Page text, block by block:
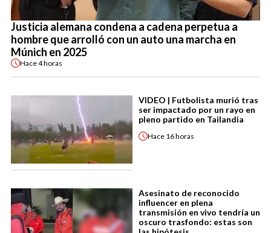
Justicia alemana condena a cadena perpetua a
hombre que arrolló con un auto una marcha en
Múnich en 2025
Hace4 horas
VIDEO | Futbolista murió tras
ser impactado por un rayo en
pleno partido en Tailandia
Hace 16 horas
Asesinato de reconocido
influencer en plena
transmisión en vivo tendría un
oscuro trasfondo: estas son